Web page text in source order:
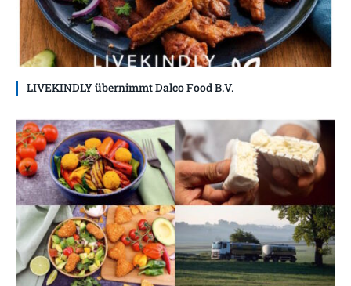
LIVEKINDLY übernimmt Dalco Food B.V.